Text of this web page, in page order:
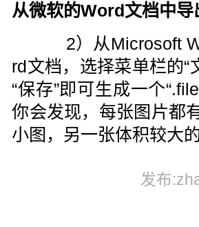
从微软的Word文档中导
2）从Microsoft
rd文档，选择菜单栏的“
“保存”即可生成一个
你会发现，每张图片都
小图，另一张体积较大
发布